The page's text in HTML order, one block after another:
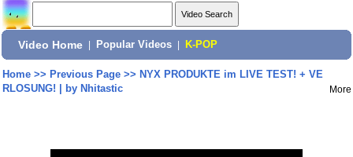
Video Home Popular Videos K-POP
Home>> Previous Page>> NYX PRODUKTE im LIVE TEST! + VE
RLOSUNG! | by Nhitastic
More